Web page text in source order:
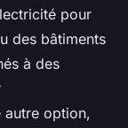
pour
des bâtiments
à des
autre option,